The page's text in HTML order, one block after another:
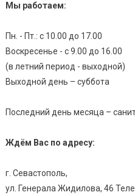
Мы работаем:
Пн. - Пт.: с 10.00 до 17.00
Воскресенье - с 9.00 до 16.00
(в летний период - выходной)
Выходной день – суббота
Последний день месяца –
Ждём Вас по адресу:
г. Севастополь,
ул. Генерала Жидилова, 46